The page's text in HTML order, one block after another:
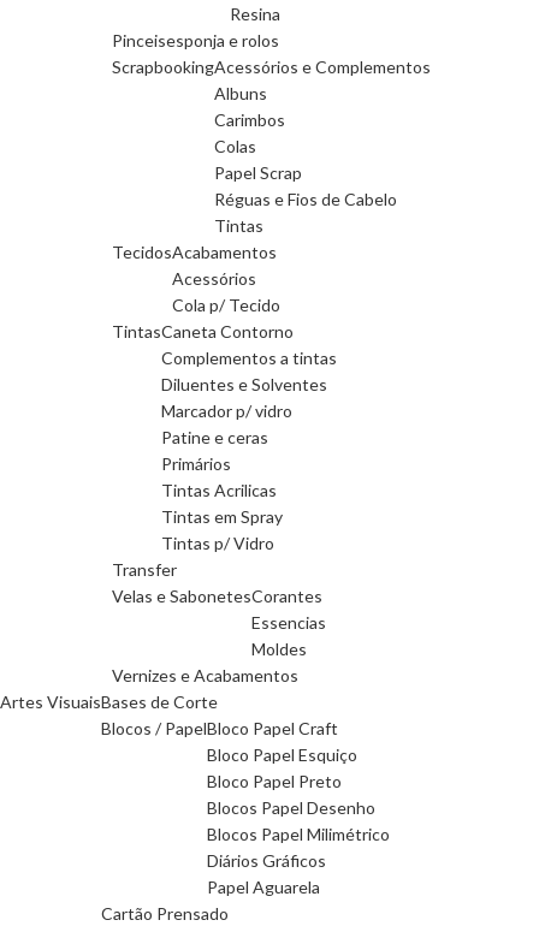
Resina
Pinceisesponja e rolos
ScrapbookingAcessórios e Complementos
Albuns
Carimbos
Colas
Papel Scrap
Réguas e Fios de Cabelo
Tintas
TecidosAcabamentos
Acessórios
Cola p/ Tecido
TintasCaneta Contorno
Complementos a tintas
Diluentes e Solventes
Marcador p/ vidro
Patine e ceras
Primários
Tintas Acrilicas
Tintas em Spray
Tintas p/ Vidro
Transfer
Velas e SabonetesCorantes
Essencias
Moldes
Vernizes e Acabamentos
Artes VisuaisBases de Corte
Blocos / PapelBloco Papel Craft
Bloco Papel Esquiço
Bloco Papel Preto
Blocos Papel Desenho
Blocos Papel Milimétrico
Diários Gráficos
Papel Aguarela
Cartão Prensado